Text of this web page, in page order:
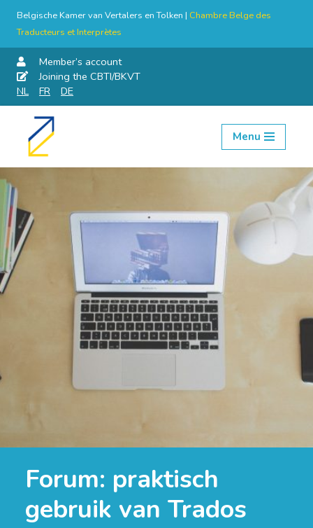
Belgische Kamer van Vertalers en Tolken | Chambre Belge des
Traducteurs et Interprètes
Member’s account
Joining the CBTI/BKVT
NL
FR DE
Skip
Menu
Forum: praktisch
gebruik van Trados